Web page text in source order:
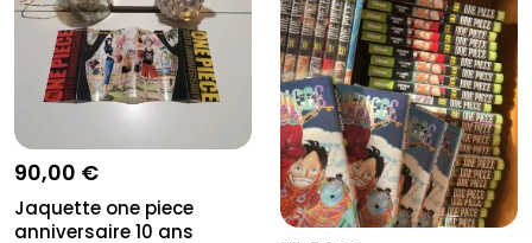
90,00 €
Jaquette one piece
anniversaire 10 ans